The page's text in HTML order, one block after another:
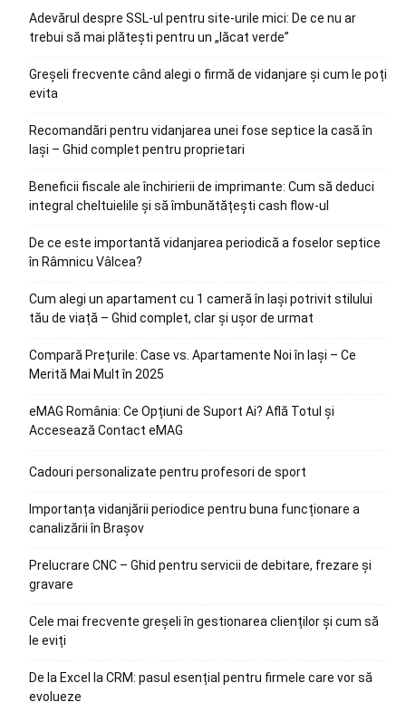
Adevărul despre SSL-ul pentru site-urile mici: De ce nu ar
trebui să mai plătești pentru un „lăcat verde”
Greșeli frecvente când alegi o firmă de vidanjare și cum le poți
evita
Recomandări pentru vidanjarea unei fose septice la casă în
Iași – Ghid complet pentru proprietari
Beneficii fiscale ale închirierii de imprimante: Cum să deduci
integral cheltuielile și să îmbunătățești cash flow-ul
De ce este importantă vidanjarea periodică a foselor septice
în Râmnicu Vâlcea?
Cum alegi un apartament cu 1 cameră în Iași potrivit stilului
tău de viață – Ghid complet, clar și ușor de urmat
Compară Prețurile: Case vs. Apartamente Noi în Iași – Ce
Merită Mai Mult în 2025
eMAG România: Ce Opțiuni de Suport Ai? Află Totul și
Accesează Contact eMAG
Cadouri personalizate pentru profesori de sport
Importanța vidanjării periodice pentru buna funcționare a
canalizării în Brașov
Prelucrare CNC – Ghid pentru servicii de debitare, frezare și
gravare
Cele mai frecvente greșeli în gestionarea clienților și cum să
le eviți
De la Excel la CRM: pasul esențial pentru firmele care vor să
evolueze